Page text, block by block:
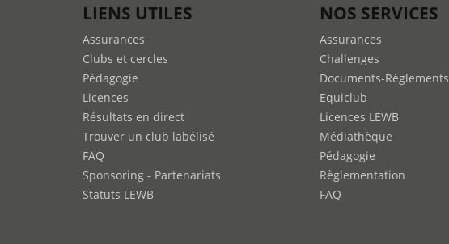
LIENS UTILES
Assurances
Clubs et cercles
Pédagogie
Licences
Résultats en direct
Trouver un club labélisé
FAQ
Sponsoring - Partenariats
Statuts LEWB
NOS SERVICES
Assurances
Challenges
Documents-Règlements
Equiclub
Licences LEWB
Médiathèque
Pédagogie
Règlementation
FAQ